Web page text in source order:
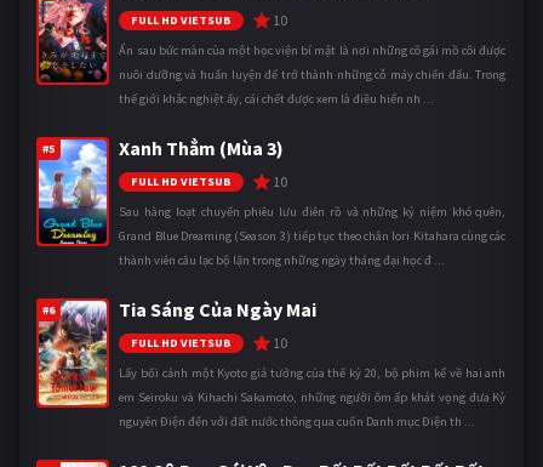
FULL HD VIETSUB 10
Ẩn sau bức màn của một học viện bí mật là nơi những cô gái mồ côi được
nuôi dưỡng và huấn luyện để trở thành những cỗ máy chiến đấu. Trong
thế giới khắc nghiệt ấy, cái chết được xem là điều hiển nh ...
#5 Xanh Thẳm (Mùa 3)
FULL HD VIETSUB 10
Sau hàng loạt chuyến phiêu lưu điên rồ và những kỷ niệm khó quên,
Grand Blue Dreaming (Season 3) tiếp tục theo chân Iori Kitahara cùng các
thành viên câu lạc bộ lặn trong những ngày tháng đại học đ ...
#6 Tia Sáng Của Ngày Mai
FULL HD VIETSUB 10
Lấy bối cảnh một Kyoto giả tưởng của thế kỷ 20, bộ phim kể về hai anh
em Seiroku và Kihachi Sakamoto, những người ôm ấp khát vọng đưa Kỷ
nguyên Điện đến với đất nước thông qua cuốn Danh mục Điện th ...